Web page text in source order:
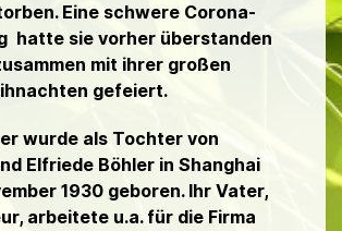
Eine schwere Corona-
hatte sie vorher überstanden
mit ihrer großen
gefeiert.
wurde als Tochter von
Elfriede Böhler in Shanghai
1930 geboren. Ihr Vater,
arbeitete u.a. für die Firma